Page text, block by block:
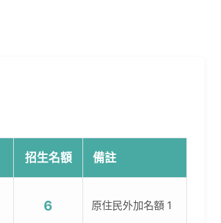
招生名額 備註
6 原住民外加名額 1